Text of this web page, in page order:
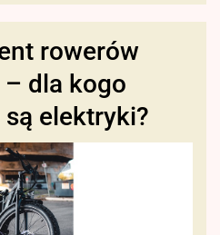
rowerów
dla kogo
elektryki?